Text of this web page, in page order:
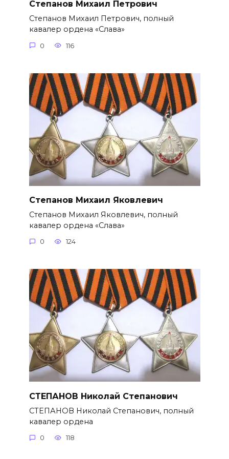
Степанов Михаил Петрович
Степанов Михаил Петрович, полный
кавалер ордена «Слава»
0 116
Степанов Михаил Яковлевич
Степанов Михаил Яковлевич, полный
кавалер ордена «Слава»
0 124
СТЕПАНОВ Николай Степанович
СТЕПАНОВ Николай Степанович, полный
кавалер ордена
0 118